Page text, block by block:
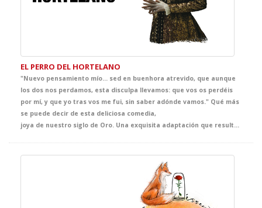
EL PERRO DEL HORTELANO
"Nuevo pensamiento mío… sed en buenhora atrevido, que aunque
los dos nos perdamos, esta disculpa llevamos: que vos os perdéis
por mí, y que yo tras vos me fui, sin saber adónde vamos." Qué más
se puede decir de esta deliciosa comedia,
joya de nuestro siglo de Oro. Una exquisita adaptación que resultará ideal para invitar al genial Lope de Vega a tus clases de Literatura.